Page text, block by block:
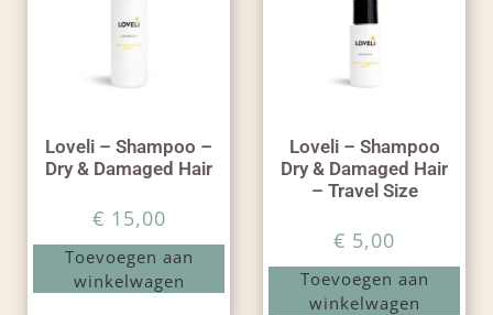
Loveli – Shampoo –
Dry & Damaged Hair
€ 15,00
Toevoegen aan
winkelwagen
Loveli – Shampoo
Dry & Damaged Hair
– Travel Size
€ 5,00
Toevoegen aan
winkelwagen